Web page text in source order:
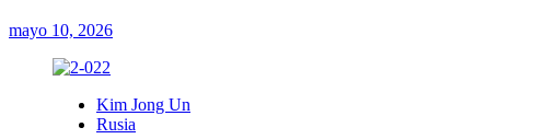
mayo 10, 2026
Kim Jong Un
Rusia